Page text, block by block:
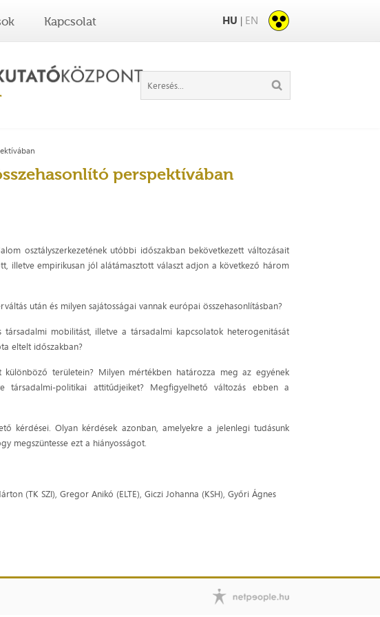
Kapcsolat HU | EN
perspektívában
osztályszerkezetének utóbbi időszakban bekövetkezett változásait
illetve empirikusan jól alátámasztott választ adjon a következő három
után és milyen sajátosságai vannak európai összehasonlításban?
mobilitást, illetve a társadalmi kapcsolatok heterogenitását
eltelt időszakban?
területein? Milyen mértékben határozza meg az egyének
társadalmi-politikai attitűdjeiket? Megfigyelhető változás ebben a
kérdései. Olyan kérdések azonban, amelyekre a jelenlegi tudásunk
megszüntesse ezt a hiányosságot.
(TK SZI), Gregor Anikó (ELTE), Giczi Johanna (KSH), Győri Ágnes